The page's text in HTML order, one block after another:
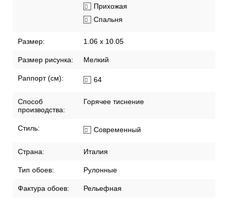
Прихожая
Спальня
Размер: 1.06 x 10.05
Размер рисунка: Мелкий
Раппорт (см): 64
Способ
производства:
Горячее тиснение
Стиль: Современный
Страна: Италия
Тип обоев: Рулонные
Фактура обоев: Рельефная